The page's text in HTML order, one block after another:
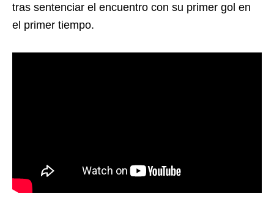
tras sentenciar el encuentro con su primer gol en
el primer tiempo.